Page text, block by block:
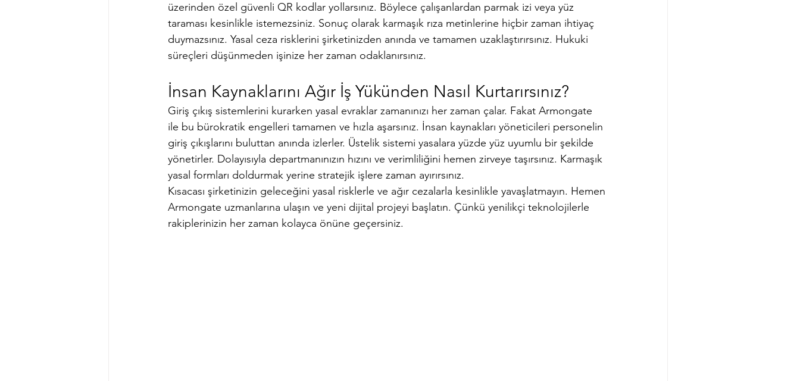
üzerinden özel güvenli QR kodlar yollarsınız. Böylece çalışanlardan parmak izi veya yüz
taraması kesinlikle istemezsiniz. Sonuç olarak karmaşık rıza metinlerine hiçbir zaman ihtiyaç
duymazsınız. Yasal ceza risklerini şirketinizden anında ve tamamen uzaklaştırırsınız. Hukuki
süreçleri düşünmeden işinize her zaman odaklanırsınız.
İnsan Kaynaklarını Ağır İş Yükünden Nasıl Kurtarırsınız?
Giriş çıkış sistemlerini kurarken yasal evraklar zamanınızı her zaman çalar. Fakat Armongate
ile bu bürokratik engelleri tamamen ve hızla aşarsınız. İnsan kaynakları yöneticileri personelin
giriş çıkışlarını buluttan anında izlerler. Üstelik sistemi yasalara yüzde yüz uyumlu bir şekilde
yönetirler. Dolayısıyla departmanınızın hızını ve verimliliğini hemen zirveye taşırsınız. Karmaşık
yasal formları doldurmak yerine stratejik işlere zaman ayırırsınız.
Kısacası şirketinizin geleceğini yasal risklerle ve ağır cezalarla kesinlikle yavaşlatmayın. Hemen
Armongate uzmanlarına ulaşın ve yeni dijital projeyi başlatın. Çünkü yenilikçi teknolojilerle
rakiplerinizin her zaman kolayca önüne geçersiniz.